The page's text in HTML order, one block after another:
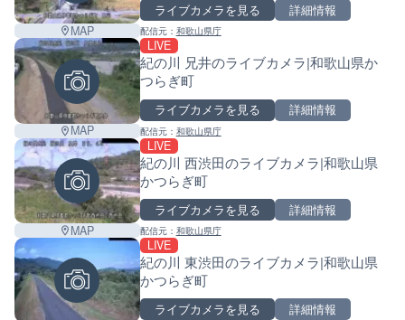
MAP
ライブカメラを見る 詳細情報
配信元： 和歌山県庁
MAP
LIVE
紀の川 兄井のライブカメラ|和歌山県か
つらぎ町
ライブカメラを見る 詳細情報
配信元： 和歌山県庁
MAP
LIVE
紀の川 西渋田のライブカメラ|和歌山県
かつらぎ町
ライブカメラを見る 詳細情報
配信元： 和歌山県庁
LIVE
紀の川 東渋田のライブカメラ|和歌山県
かつらぎ町
ライブカメラを見る 詳細情報